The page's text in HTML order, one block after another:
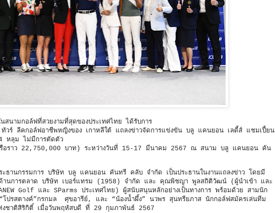
ามกอล์ฟที่สวยงามที่สุดของประเทศไทย ได้รับการ
ทัวร์ ลีคกอล์ฟอาชีพหญิงของ เกาหลีใต้ แถลงข่าวจัดการแข่งขัน บลู แคนยอน เลดี้ส์ แชมเปี้ยน
หลุม ไม่มีการตัดตัว
รือราว 22,750,000 บาท) ระหว่างวันที่ 15-17 มีนาคม 2567 ณ สนาม บลู แคนยอน คัน
ะธานกรรมการ บริษัท บลู แคนยอน คันทรี คลับ จำกัด เป็นประธานในงานแถลงข่าว โดยมี
ด้านการตลาด บริษัท เบอร์แทรม (1958) จำกัด และ คุณพิชญา พูลสถิติวัฒน์ (ผู้นําเข้า และ
Golf และ SParms ประเทศไทย) ผู้สนับสนุนหลักอย่างเป็นทางการ พร้อมด้วย สามนัก
ปรสตางค์”กรกมล ศุขอารีย์, และ “น้องน้ำผึ้ง” นวพร สุนทรียภาส นักกอล์ฟสมัครเล่นทีม
ชาติสิริกิติ์ เมื่อวันพฤหัสบดี ที่ 29 กุมภาพันธ์ 2567